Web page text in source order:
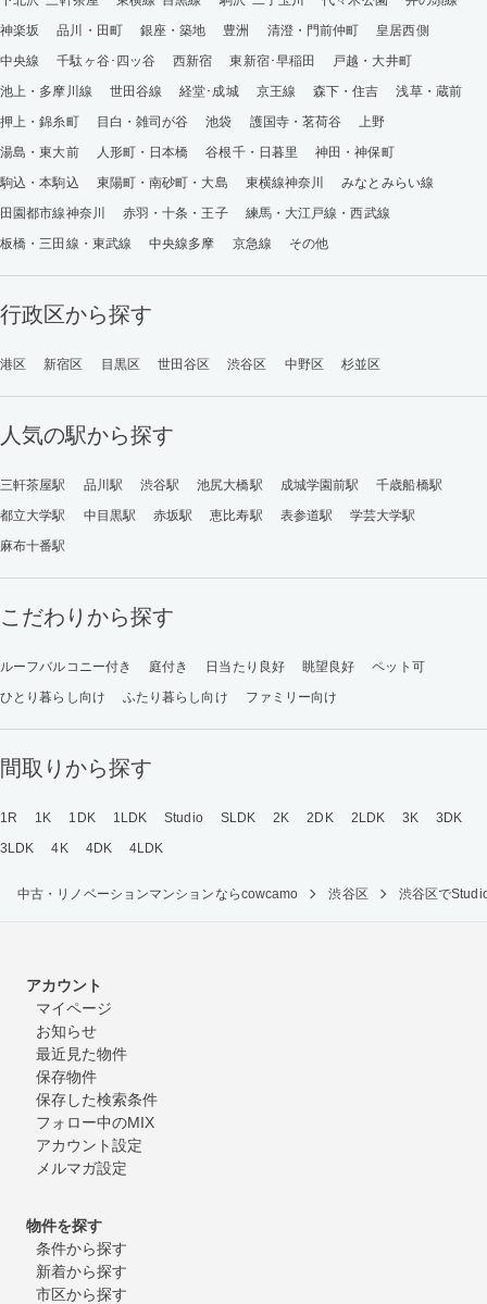
神楽坂
品川・田町 銀座・築地 豊洲 清澄・門前仲町
皇居西側
中央線
千駄ヶ谷･四ッ谷 西新宿 東新宿･早稲田
戸越・大井町
池上・多摩川線
世田谷線 経堂･成城 京王線 森下・住吉
浅草・蔵前
押上・錦糸町
目白・雑司が谷 池袋 護国寺・茗荷谷
上野
湯島・東大前
人形町・日本橋 谷根千・日暮里
神田・神保町
駒込・本駒込
東陽町・南砂町・大島 東横線神奈川
みなとみらい線
田園都市線神奈川
赤羽・十条・王子
練馬・大江戸線・西武線
板橋・三田線・東武線
中央線多摩 京急線 その他
行政区から探す
港区 新宿区 目黒区 世田谷区 渋谷区 中野区 杉並区
人気の駅から探す
三軒茶屋駅 品川駅 渋谷駅 池尻大橋駅 成城学園前駅
千歳船橋駅
都立大学駅
中目黒駅 赤坂駅 恵比寿駅 表参道駅
学芸大学駅
麻布十番駅
こだわりから探す
ルーフバルコニー付き 庭付き 日当たり良好 眺望良好
ペット可
ひとり暮らし向け
ふたり暮らし向け ファミリー向け
間取りから探す
1R 1K 1DK 1LDK Studio SLDK 2K 2DK 2LDK 3K
3DK
3LDK
4K 4DK 4LDK
中古・リノベーションマンションならcowcamo 渋谷区 渋谷区で
アカウント
マイページ
お知らせ
最近見た物件
保存物件
保存した検索条件
フォロー中のMIX
アカウント設定
メルマガ設定
物件を探す
条件から探す
新着から探す
市区から探す